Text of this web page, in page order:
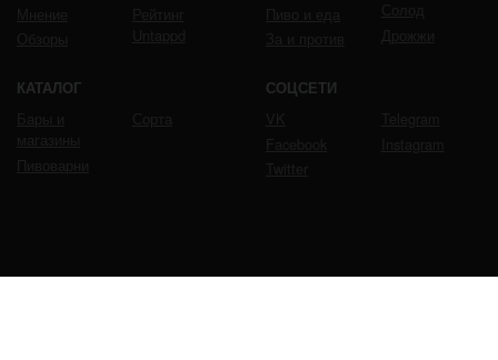
КАТАЛОГ СОЦСЕТИ